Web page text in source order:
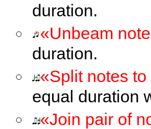
duration.
«Unbeam
duration.
«Split notes to
equal duration
«Join pair of